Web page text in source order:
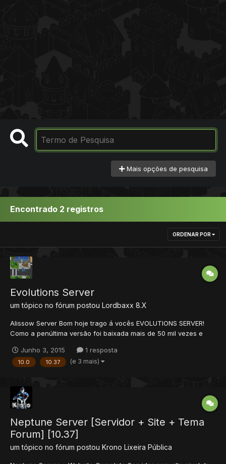
Mais opções de pesquisa
Encontrado 2 registros
ORDENAR POR
Evolutions Server
um tópico no fórum postou Lordbaxx 8.X
Alissow Server Bom hoje trago á vocês EVOLUTIONS SERVER!
Como a penúltima versão foi baixada mais de 50 mil vezes e
Comedinha XedeguX Objetivo do projeto: Criar um servidor com
base na versão mais atualizada do tibia com vár...
Junho 3, 2015 1 resposta
10.0 10.37 (e 3 mais)
Neptune Server [Servidor + Site + Tema
Forum] [10.37]
um tópico no fórum postou Krono Lixeira Pública